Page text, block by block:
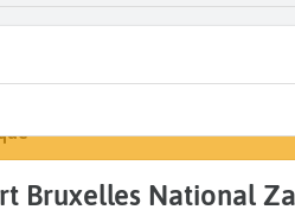
(BRU)
Bruxelles National